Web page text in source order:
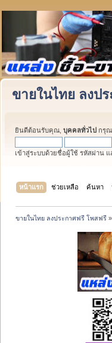
ขายในไทย ลงป
ยินดีต้อนรับคุณ, บุคคลทั่วไป กรุ
เข้าสู่ระบบด้วยชื่อผู้ใช้ รหัสผ่าน แ
หน้าแรก ช่วยเหลือ ค้นหา
ขายในไทย ลงประกาศฟรี โพสฟรี »